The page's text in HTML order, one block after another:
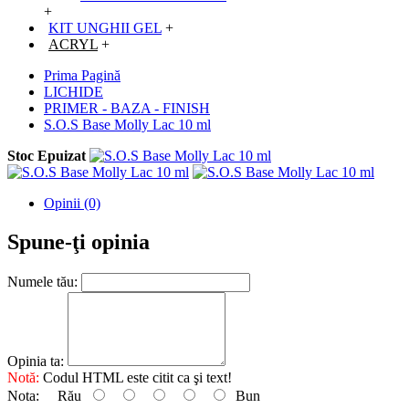
+
KIT UNGHII GEL +
ACRYL +
Prima Pagină
LICHIDE
PRIMER - BAZA - FINISH
S.O.S Base Molly Lac 10 ml
Stoc Epuizat
Opinii (0)
Spune-ţi opinia
Numele tău:
Opinia ta:
Notă: Codul HTML este citit ca şi text!
Nota: Rău Bun